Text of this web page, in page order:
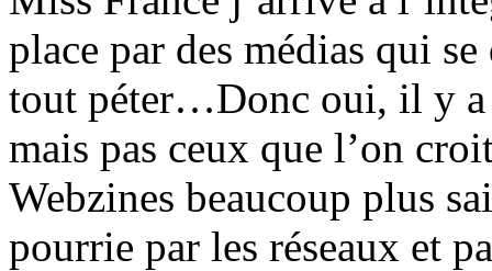
place par des médias qui
tout péter…Donc oui, il y a
mais pas ceux que l’on
Webzines beaucoup plus
pourrie par les réseaux et